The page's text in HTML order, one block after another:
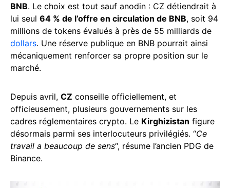
BNB. Le choix est tout sauf anodin : CZ détiendrait à
lui seul 64 % de l’offre en circulation de BNB, soit 94
millions de tokens évalués à près de 55 milliards de
dollars. Une réserve publique en BNB pourrait ainsi
mécaniquement renforcer sa propre position sur le
marché.
Depuis avril, CZ conseille officiellement, et
officieusement, plusieurs gouvernements sur les
cadres réglementaires crypto. Le Kirghizistan figure
désormais parmi ses interlocuteurs privilégiés. “Ce
travail a beaucoup de sens“, résume l’ancien PDG de
Binance.